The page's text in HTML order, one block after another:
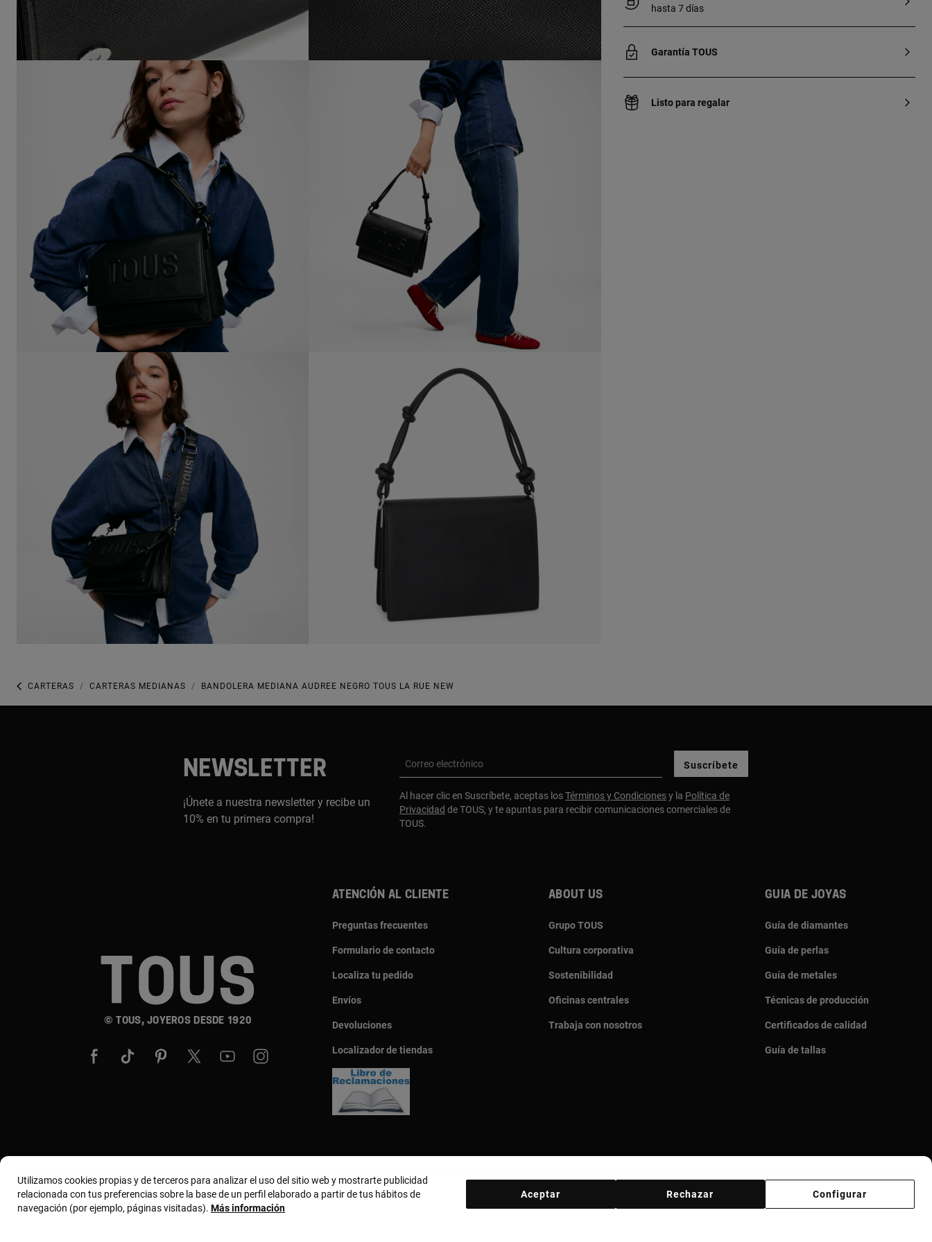
Personal Shopper. Contacto personal
hasta 7 días
Garantía TOUS
Listo para regalar
CARTERAS CARTERAS MEDIANAS BANDOLERA MEDIANA AUDREE NEGRO TOUS LA RUE NEW
NEWSLETTER
¡Únete a nuestra newsletter y recibe un
10% en tu primera compra!
Correo electrónico Suscríbete
Al hacer clic en Suscríbete, aceptas losTérminos y Condicionesy la Política de
Privacidad de TOUS, y te apuntas para recibir comunicaciones comerciales de
TOUS.
© TOUS, JOYEROS DESDE 1920
Atención al cliente
Preguntas frecuentes
Formulario de contacto
Localiza tu pedido
Envíos
Devoluciones
Localizador de tiendas
About us
Grupo TOUS
Cultura corporativa
Sostenibilidad
Oficinas centrales
Trabaja con nosotros
Guia de joyas
Guía de diamantes
Guía de perlas
Guía de metales
Técnicas de producción
Certificados de calidad
Guía de tallas
País y moneda: Perú / Peruvian Sol
Utilizamos cookies propias y de terceros para analizar el uso del sitio web y mostrarte publicidad
relacionada con tus preferencias sobre la base de un perfil elaborado a partir de tus hábitos de
navegación (por ejemplo, páginas visitadas). Más información
Configurar
Rechazar
Aceptar